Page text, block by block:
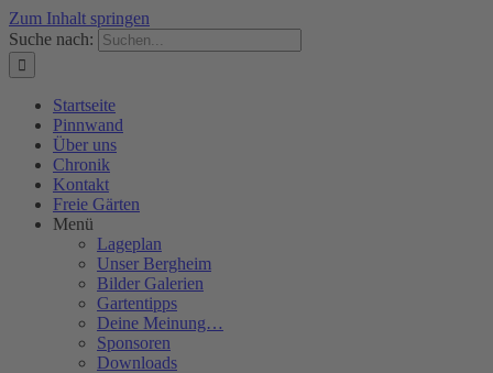
Zum Inhalt springen
Suche nach:
Startseite
Pinnwand
Über uns
Chronik
Kontakt
Freie Gärten
Menü
Lageplan
Unser Bergheim
Bilder Galerien
Gartentipps
Deine Meinung…
Sponsoren
Downloads